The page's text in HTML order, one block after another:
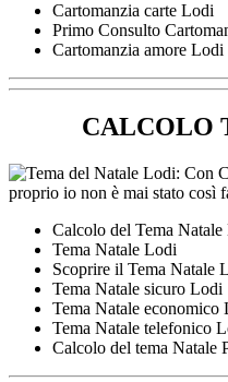
Cartomanzia carte Lodi
Primo Consulto
Cartomanzia amore Lodi
CALCOLO
Calcolo del Tema Natale
Tema Natale Lodi
Scoprire il Tema Natale
Tema Natale sicuro Lodi
Tema Natale economico
Tema Natale telefonico
Calcolo del tema Natale